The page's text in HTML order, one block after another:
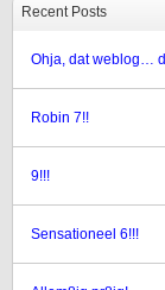
Recent Posts
Ohja, dat weblog…
Robin 7!!
9!!!
Sensationeel 6!!!